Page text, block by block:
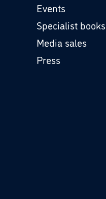
Events
Specialist books
Media sales
Press